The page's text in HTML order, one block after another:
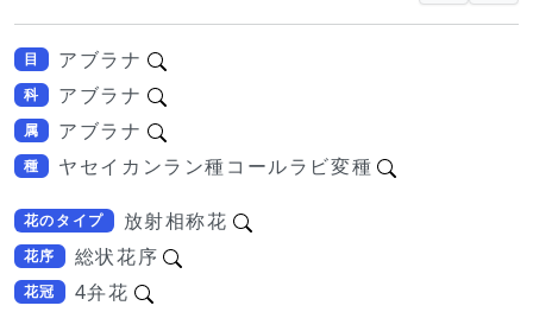
目 アブラナ
科 アブラナ
属 アブラナ
種 ヤセイカンラン種コールラビ変種
花のタイプ 放射相称花
花序 総状花序
花冠 4弁花